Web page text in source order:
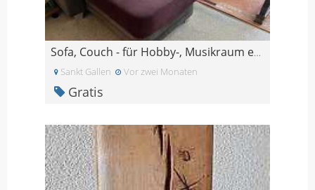
Sofa, Couch - für Hobby-, Musikraum etc.
Sankt Gallen Vor zwei Monaten
Gratis